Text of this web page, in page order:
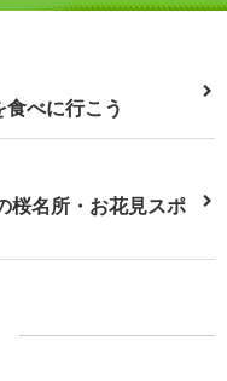
べに行こう
桜名所・お花見スポ